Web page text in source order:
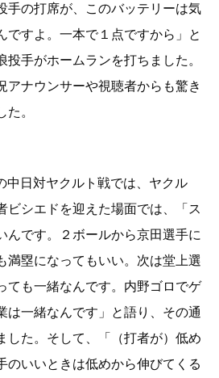
手の打席が、このバッテリーは気
ですよ。一本で１点ですから」と
手がホームランを打ちました。
アナウンサーや視聴者からも驚き
。
中日対ヤクルト戦では、ヤクル
ビシエドを迎えた場面では、「ス
んです。２ボールから京田選手に
満塁になってもいい。次は堂上選
ても一緒なんです。内野ゴロでゲ
は一緒なんです」と語り、その通
した。そして、「（打者が）低め
のいいときは低めから伸びてくる